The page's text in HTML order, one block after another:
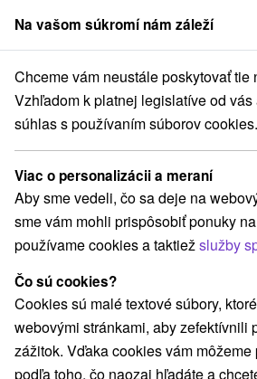
člen skupinySorger
Hrady, zámky, zrúcaniny Západné
Hrady, zámky,
Bratislavskom kraji
Kategórie
Všetky kategórie
Plte, rafting, splavy
Hrady, zámky, zrúcaniny
Vyhliadkové lety a plavby(1) Šport
Jazda na koni(3) Skanzeny(1)
Kaštiele(5) Sakrálne miesta(7)
Vyhliadkové veže a chodníky(11)
Na vašom súkromí nám záleží
Chceme vám neustále poskytovať tie
Vzhľadom k platnej legislatíve od
súhlas s používaním súborov cookies.
Viac o personalizácii a meraní
Aby sme vedeli, čo sa deje na
sme vám mohli prispôsobiť ponuky
používame cookies a taktiežslužby
Čo sú cookies?
Cookies sú malé textové súbory,
webovými stránkami, aby zefektívnili
zážitok. Vďaka cookies vám
podľa toho, čo naozaj hľadáte a